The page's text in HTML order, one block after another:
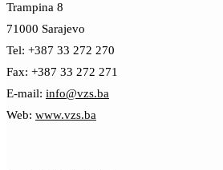
Trampina 8
71000 Sarajevo
Tel: +387 33 272 270
Fax: +387 33 272 271
E-mail: info@vzs.ba
Web: www.vzs.ba